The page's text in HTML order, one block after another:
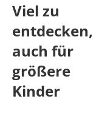
Viel zu
entdecken,
auch für
größere
Kinder